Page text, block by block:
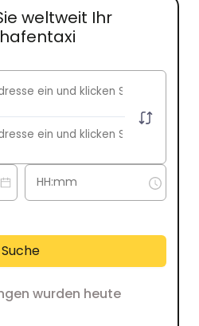
weltweit Ihr
Suche
wurden heute